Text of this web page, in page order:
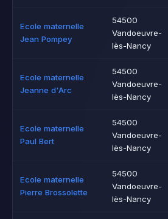
Ecole maternelle
Jean Pompey
54500
Vandoeuvre-
lès-Nancy
Ecole maternelle
Jeanne d'Arc
54500
Vandoeuvre-
lès-Nancy
Ecole maternelle
Paul Bert
54500
Vandoeuvre-
lès-Nancy
Ecole maternelle
Pierre Brossolette
54500
Vandoeuvre-
lès-Nancy